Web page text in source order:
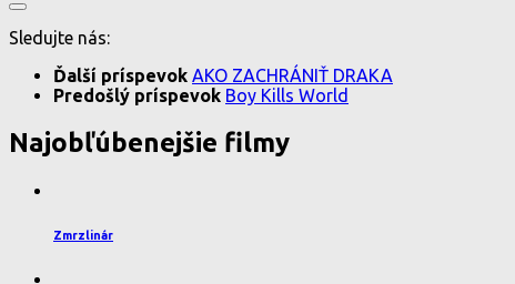
Sledujte nás:
Ďalší príspevok AKO ZACHRÁNIŤ DRAKA
Predošlý príspevok Boy Kills World
Najobľúbenejšie filmy
Zmrzlinár